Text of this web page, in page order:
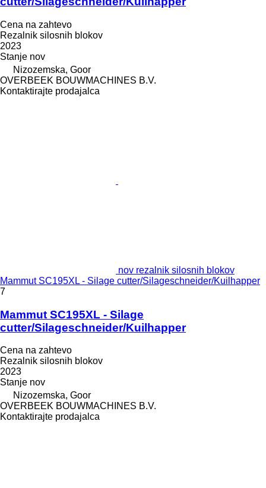
Cena na zahtevo
Rezalnik silosnih blokov
2023
Stanje nov
Nizozemska, Goor
OVERBEEK BOUWMACHINES B.V.
Kontaktirajte prodajalca
nov rezalnik silosnih blokov
Mammut SC195XL - Silage cutter/Silageschneider/Kuilhapper
7
Mammut SC195XL - Silage
cutter/Silageschneider/Kuilhapper
Cena na zahtevo
Rezalnik silosnih blokov
2023
Stanje nov
Nizozemska, Goor
OVERBEEK BOUWMACHINES B.V.
Kontaktirajte prodajalca